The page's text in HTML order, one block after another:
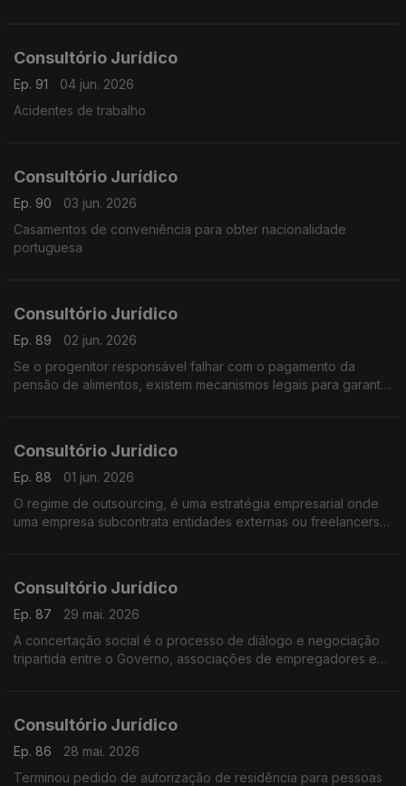
Consultório Jurídico
Ep. 91
04 jun. 2026
Acidentes de trabalho
Consultório Jurídico
Ep. 90
03 jun. 2026
Casamentos de conveniência para obter nacionalidade
portuguesa
Consultório Jurídico
Ep. 89
02 jun. 2026
Se o progenitor responsável falhar com o pagamento da
pensão de alimentos, existem mecanismos legais para garantir
Consultório Jurídico
Ep. 88
01 jun. 2026
O regime de outsourcing, é uma estratégia empresarial onde
uma empresa subcontrata entidades externas ou freelancers
Consultório Jurídico
Ep. 87
29 mai. 2026
A concertação social é o processo de diálogo e negociação
tripartida entre o Governo, associações de empregadores e
Consultório Jurídico
Ep. 86
28 mai. 2026
Terminou pedido de autorização de residência para pessoas